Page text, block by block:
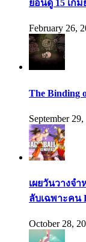
ย้อนดู 15 เก
February 26,
The Binding
September
เผยวันวางจ
ลับเฉพาะคน
October 28,